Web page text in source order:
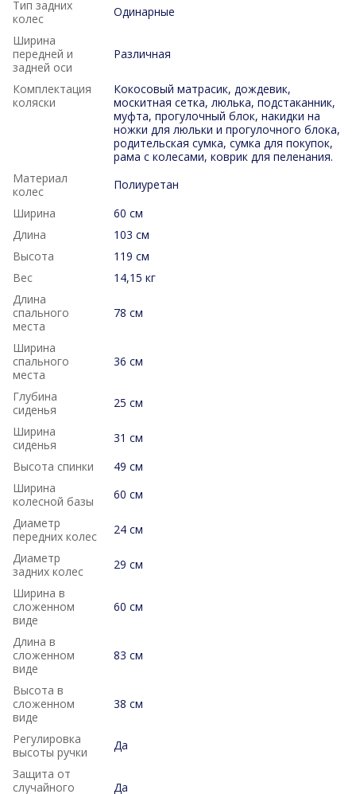
Тип задних
колес
Одинарные
Ширина
передней и
задней оси
Различная
Комплектация
коляски
Кокосовый матрасик, дождевик,
москитная сетка, люлька, подстаканник,
муфта, прогулочный блок, накидки на
ножки для люльки и прогулочного блока,
родительская сумка, сумка для покупок,
рама с колесами, коврик для пеленания.
Материал
колес
Полиуретан
Ширина
60 см
Длина
103 см
Высота
119 см
Вес
14,15 кг
Длина
спального
места
78 см
Ширина
спального
места
36 см
Глубина
сиденья
25 см
Ширина
сиденья
31 см
Высота спинки
49 см
Ширина
колесной базы
60 см
Диаметр
передних колес
24 см
Диаметр
задних колес
29 см
Ширина в
сложенном
виде
60 см
Длина в
сложенном
виде
83 см
Высота в
сложенном
виде
38 см
Регулировка
высоты ручки
Да
Защита от
случайного
Да